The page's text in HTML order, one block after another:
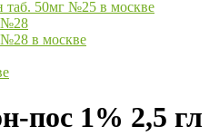
таб. 50мг №25 в москве
№28
в москве
пос 1% 2,5 гл